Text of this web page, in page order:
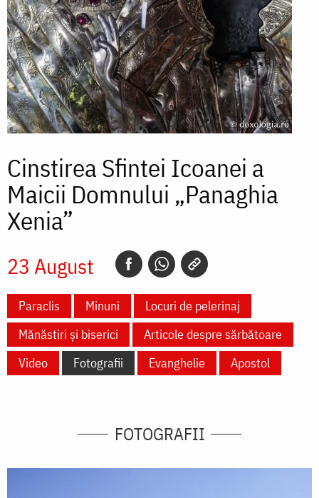
Cinstirea Sfintei Icoanei a
Maicii Domnului „Panaghia
Xenia”
23 August
Paraclis Minuni
Locuri de pelerinaj
Mănăstiri și biserici
Articole despre sărbătoare
Video
Fotografii Evanghelie Apostol
FOTOGRAFII